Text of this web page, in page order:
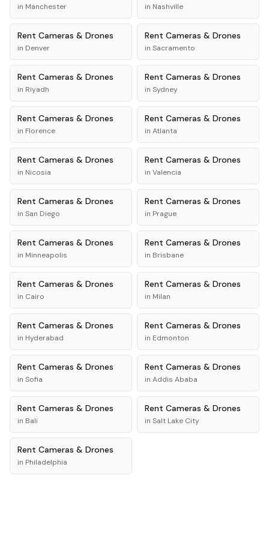
in Manchester in Nashville
Rent Cameras & Drones
in Denver
Rent Cameras & Drones
in Sacramento
Rent Cameras & Drones
in Riyadh
Rent Cameras & Drones
in Sydney
Rent Cameras & Drones
in Florence
Rent Cameras & Drones
in Atlanta
Rent Cameras & Drones
in Nicosia
Rent Cameras & Drones
in Valencia
Rent Cameras & Drones
in San Diego
Rent Cameras & Drones
in Prague
Rent Cameras & Drones
in Minneapolis
Rent Cameras & Drones
in Brisbane
Rent Cameras & Drones
in Cairo
Rent Cameras & Drones
in Milan
Rent Cameras & Drones
in Hyderabad
Rent Cameras & Drones
in Edmonton
Rent Cameras & Drones
in Sofia
Rent Cameras & Drones
in Addis Ababa
Rent Cameras & Drones
in Bali
Rent Cameras & Drones
in Salt Lake City
Rent Cameras & Drones
in Philadelphia